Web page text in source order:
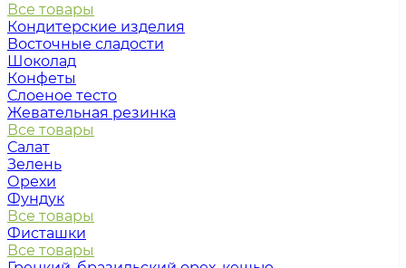
Все товары
Кондитерские изделия
Восточные сладости
Шоколад
Конфеты
Слоеное тесто
Жевательная резинка
Все товары
Салат
Зелень
Орехи
Фундук
Все товары
Фисташки
Все товары